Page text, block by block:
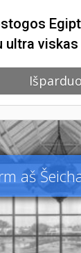
ultra
aš